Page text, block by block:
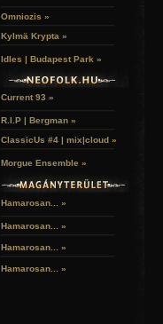
Omniozis »
Kylmä Krypta »
Idles | Budapest Park »
Current 93 »
R.I.P | Bergman »
ClassicUs #4 | mix|cloud »
Morgue Ensemble »
Hamarosan... »
Hamarosan... »
Hamarosan... »
Hamarosan... »